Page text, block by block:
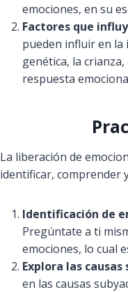
emociones, en su
Factores que
pueden influir en la
genética, la
respuesta
La liberación de
identificar, comprender
Identificación de
Pregúntate a ti
emociones, lo cual
Explora las
en las causas